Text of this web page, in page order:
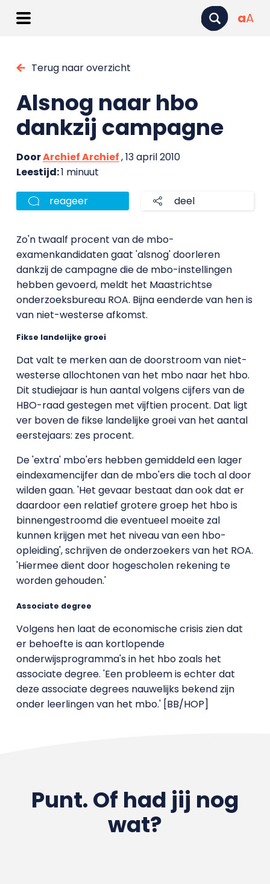
aA
Terug naar overzicht
Alsnog naar hbo
dankzij campagne
DoorArchief Archief, 13 april 2010
Leestijd:1 minuut
reageer deel
Zo'n twaalf procent van de mbo-
examenkandidaten gaat 'alsnog' doorleren
dankzij de campagne die de mbo-instellingen
hebben gevoerd, meldt het Maastrichtse
onderzoeksbureau ROA. Bijna eenderde van hen is
van niet-westerse afkomst.
Fikse landelijke groei
Dat valt te merken aan de doorstroom van niet-
westerse allochtonen van het mbo naar het hbo.
Dit studiejaar is hun aantal volgens cijfers van de
HBO-raad gestegen met vijftien procent. Dat ligt
ver boven de fikse landelijke groei van het aantal
eerstejaars: zes procent.
De 'extra' mbo'ers hebben gemiddeld een lager
eindexamencijfer dan de mbo'ers die toch al door
wilden gaan. 'Het gevaar bestaat dan ook dat er
daardoor een relatief grotere groep het hbo is
binnengestroomd die eventueel moeite zal
kunnen krijgen met het niveau van een hbo-
opleiding', schrijven de onderzoekers van het ROA.
'Hiermee dient door hogescholen rekening te
worden gehouden.'
Associate degree
Volgens hen laat de economische crisis zien dat
er behoefte is aan kortlopende
onderwijsprogramma's in het hbo zoals het
associate degree. 'Een probleem is echter dat
deze associate degrees nauwelijks bekend zijn
onder leerlingen van het mbo.' [BB/HOP]
Punt. Of had jij nog
wat?